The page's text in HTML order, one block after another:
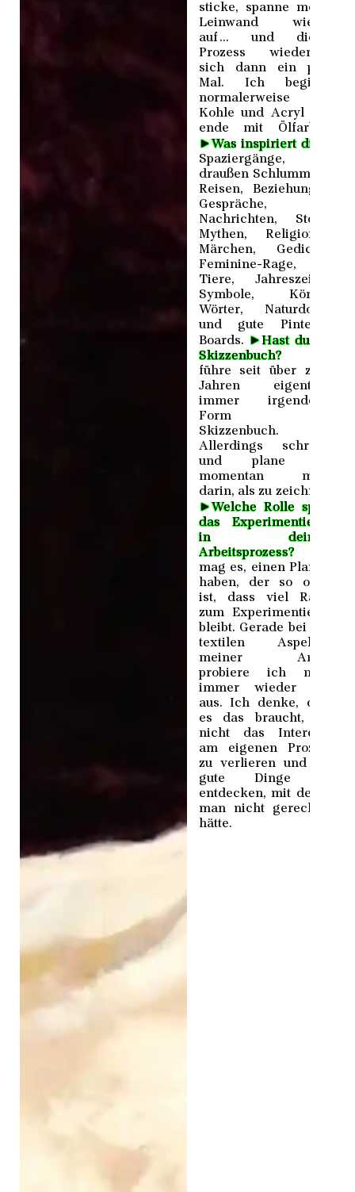
sticke, spanne meine
Leinwand wieder
auf ... und dieser
Prozess wiederholt
sich dann ein paar
Mal. Ich beginne
normalerweise mit
Kohle und Acryl und
ende mit Ölfarben.
►Was inspiriert dich?
Spaziergänge,
draußen Schlummern,
Reisen, Beziehungen,
Gespräche,
Nachrichten, Stoffe,
Mythen, Religionen,
Märchen, Gedichte,
Feminine-Rage,
Tiere, Jahreszeiten,
Symbole, Körper,
Wörter, Naturdokus
und gute Pinterest
Boards. ►Hast du ein
Skizzenbuch?
führe seit über zehn
Jahren eigentlich
immer irgendeine
Form von
Skizzenbuch.
Allerdings schreibe
und plane ich
momentan mehr
darin, als zu zeichnen.
►Welche Rolle spielt
das Experimentieren
in deinem
Arbeitsprozess?
mag es, einen Plan zu
haben, der so offen
ist, dass viel Raum
zum Experimentieren
bleibt. Gerade bei den
textilen Aspekten
meiner Arbeit
probiere ich mich
immer wieder neu
aus. Ich denke, dass
es das braucht, um
nicht das Interesse
am eigenen Prozess
zu verlieren und um
gute Dinge zu
entdecken, mit denen
man nicht gerechnet
hätte.